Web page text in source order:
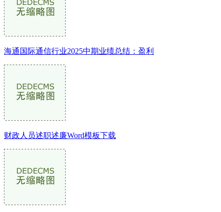
海通国际通信行业2025中期业绩总结：盈利
财政人员述职述廉Word模板下载